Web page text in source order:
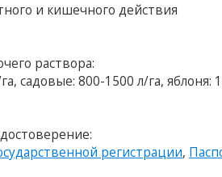
и кишечного действия
раствора:
садовые: 800-1500 л/га,
регистрации,